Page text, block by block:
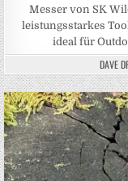
Messer von SK
leistungsstarkes
ideal für
DAVE
Posted in